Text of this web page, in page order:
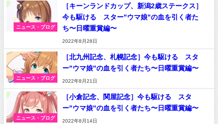
ニュース・ブログ
［キーンランドカップ、新潟2歳ステークス］
今も駆ける スター"ウマ娘"の血を引く者た
ち〜日曜重賞編〜
2022年8月28日
ニュース・ブログ
［北九州記念、札幌記念］今も駆ける スタ
ー"ウマ娘"の血を引く者たち〜日曜重賞編〜
2022年8月21日
ニュース・ブログ
［小倉記念、関屋記念］今も駆ける スタ
ー"ウマ娘"の血を引く者たち〜日曜重賞編〜
2022年8月14日